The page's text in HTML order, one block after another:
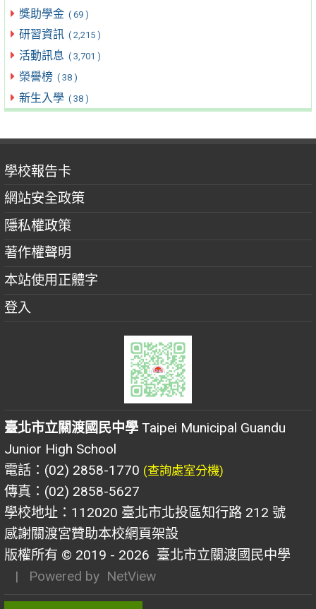
獎助學金 ( 69 )
研習資訊 ( 2,215 )
活動訊息 ( 3,701 )
榮譽榜 ( 38 )
新生入學 ( 38 )
學校報告卡
網站安全政策
隱私權政策
著作權聲明
本站使用正體字
登入
臺北市立關渡國民中學 Taipei Municipal Guandu
Junior High School
電話：(02) 2858-1770 (查詢處室分機)
傳真：(02) 2858-5627
學校地址：112020 臺北市北投區知行路 212 號
感謝關渡宮贊助本校網頁架設
版權所有 © 2019 - 2026 臺北市立關渡國民中學
| Powered by NetView